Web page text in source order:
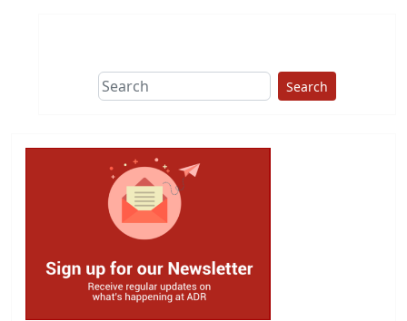
Search